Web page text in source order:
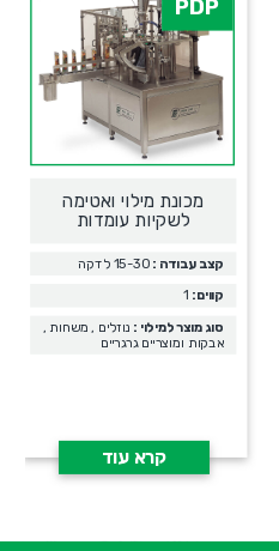
PDP
מכונת מילוי ואטימה
לשקיות עומדות
קצב עבודה : 15-30 לדקה
קווים:
סוג מוצר למילוי : נוזלים , משחות ,
אבקות ומוצריים גרגריים
קרא עוד